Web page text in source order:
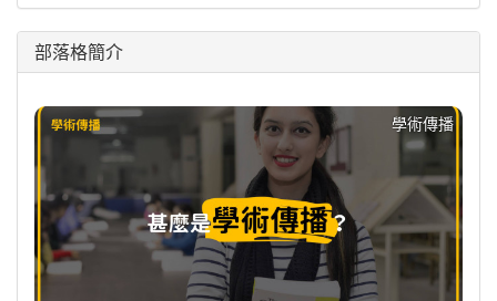
部落格簡介
學術傳播